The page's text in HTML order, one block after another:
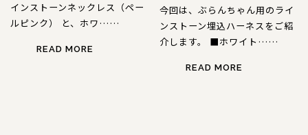
インストーンネックレス（ペー
ルピンク） と、ホワ……
READ MORE
今回は、ぶらんちゃん用のライ
ンストーン埋込ハーネスをご紹
介します。 ■ホワイト……
READ MORE